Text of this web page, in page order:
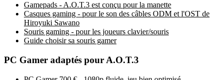
Gamepads - A.O.T.3 est conçu pour la manette
Casques gaming - pour le son des câbles ODM et l'OST de
Hiroyuki Sawano
Souris gaming - pour les joueurs clavier/souris
Guide choisir sa souris gamer
PC Gamer adaptés pour A.O.T.3